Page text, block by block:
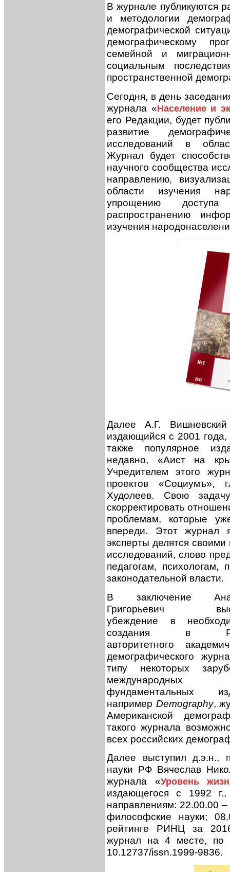
В журнале публикуются
и методологии
демографической
демографическому
семейной и
социальным
пространственной
Сегодня, в день
журнала «Население и
его Редакции, будет
развитие
исследований в
Журнал будет
научного сообщества
направлению,
области изучения
упрощению
распространению
изучения
Далее А.Г. Вишневский
издающийся с 2001 года,
также популярное
недавно, «Аист на
Учредителем этого
проектов «Социумъ»,
Худолеев. Свою
скорректировать
проблемам, которые
впереди. Этот журнал
эксперты делятся
исследований, слово
педагогам, психологам,
законодательной власти.
В заключение
Григорьевич
убеждение в
создания в
авторитетного
демографического
типу некоторых
международных
фундаментальных
например Demography,
Американской
такого журнала
всех российских
Далее выступил д.э.н.,
науки РФ Вячеслав
журнала «Уровень
издающегося с 1992
направлениям: 22.00.00
философские науки;
рейтинге РИНЦ за
журнал на 4 месте, по
10.12737/issn.1999-9836.